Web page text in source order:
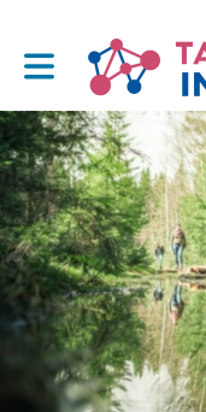
Toggle main